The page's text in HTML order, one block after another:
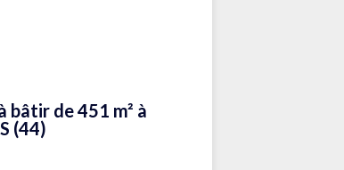
bâtir de 451 m² à
(44)